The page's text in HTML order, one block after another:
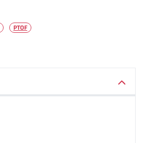
PTOF